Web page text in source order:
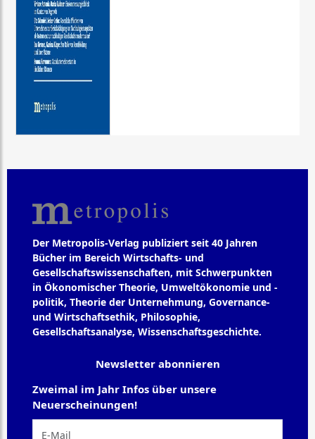
Der Metropolis-Verlag publiziert seit 40 Jahren
Bücher im Bereich Wirtschafts- und
Gesellschaftswissenschaften, mit Schwerpunkten
in Ökonomischer Theorie, Umweltökonomie und -
politik, Theorie der Unternehmung, Governance-
und Wirtschaftsethik, Philosophie,
Gesellschaftsanalyse, Wissenschaftsgeschichte.
Newsletter abonnieren
Zweimal im Jahr Infos über unsere
Neuerscheinungen!